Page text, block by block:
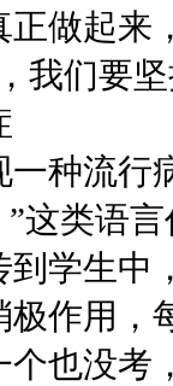
做起来
我们要
流行
这类语
学生中
作用，
也没考